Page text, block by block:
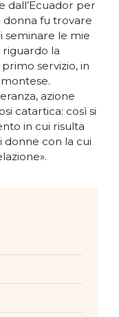
dall’Ecuador per
donna fu trovare
seminare le mie
riguardo la
servizio, in
azione
catartica: così si
in cui risulta
donne con la cui